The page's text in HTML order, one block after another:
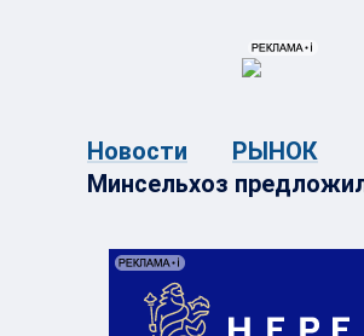
Новости
РЫНОК
Минсельхоз